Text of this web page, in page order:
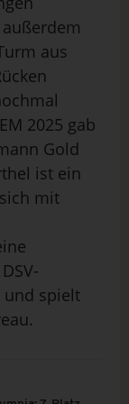
aus
2025 gab
Gold
ist ein
mit
und spielt